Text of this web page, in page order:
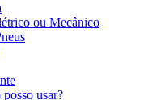
ou Mecânico
usar?